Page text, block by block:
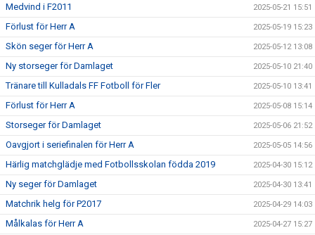
Medvind i F2011 2025-05-21 15:51
Förlust för Herr A 2025-05-19 15:23
Skön seger för Herr A 2025-05-12 13:08
Ny storseger för Damlaget 2025-05-10 21:40
Tränare till Kulladals FF Fotboll för Fler 2025-05-10 13:41
Förlust för Herr A 2025-05-08 15:14
Storseger för Damlaget 2025-05-06 21:52
Oavgjort i seriefinalen för Herr A 2025-05-05 14:56
Härlig matchglädje med Fotbollsskolan födda 2019 2025-04-30 15:12
Ny seger för Damlaget 2025-04-30 13:41
Matchrik helg för P2017 2025-04-29 14:03
Målkalas för Herr A 2025-04-27 15:27